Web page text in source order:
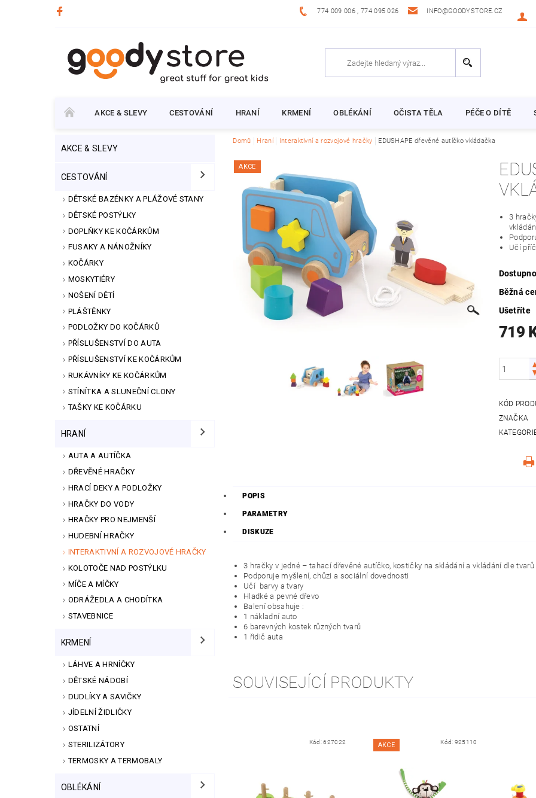
774 009 006 , 774 095 026 INFO@GOODYSTORE.CZ
AKCE & SLEVY CESTOVÁNÍ HRANÍ KRMENÍ OBLÉKÁNÍ OČISTA TĚLA PÉČE O DÍTĚ
AKCE & SLEVY
CESTOVÁNÍ
DĚTSKÉ BAZÉNKY A PLÁŽOVÉ STANY
DĚTSKÉ POSTÝLKY
DOPLŇKY KE KOČÁRKŮM
FUSAKY A NÁNOŽNÍKY
KOČÁRKY
MOSKYTIÉRY
NOŠENÍ DĚTÍ
PLÁŠTĚNKY
PODLOŽKY DO KOČÁRKŮ
PŘÍSLUŠENSTVÍ DO AUTA
PŘÍSLUŠENSTVÍ KE KOČÁRKŮM
RUKÁVNÍKY KE KOČÁRKŮM
STÍNÍTKA A SLUNEČNÍ CLONY
TAŠKY KE KOČÁRKU
HRANÍ
AUTA A AUTÍČKA
DŘEVĚNÉ HRAČKY
HRACÍ DEKY A PODLOŽKY
HRAČKY DO VODY
HRAČKY PRO NEJMENŠÍ
HUDEBNÍ HRAČKY
INTERAKTIVNÍ A ROZVOJOVÉ HRAČKY
KOLOTOČE NAD POSTÝLKU
MÍČE A MÍČKY
ODRÁŽEDLA A CHODÍTKA
STAVEBNICE
KRMENÍ
LÁHVE A HRNÍČKY
DĚTSKÉ NÁDOBÍ
DUDLÍKY A SAVIČKY
JÍDELNÍ ŽIDLIČKY
OSTATNÍ
STERILIZÁTORY
TERMOSKY A TERMOBALY
OBLÉKÁNÍ
Domů Hraní Interaktivní a rozvojové hračky EDUSHAPE dřevěné autíčko vkládačka
AKCE
3
Učí
Běžná
Ušetříte
719
KÓD
ZNAČKA
POPIS
PARAMETRY
DISKUZE
3 hračky v jedné – tahací dřevěné autíčko, kostičky na skládání a vkládání dle tvarů
Podporuje myšlení, chůzi a sociální dovednosti
Učí barvy a tvary
Hladké a pevné dřevo
Balení obsahuje :
1 nákladní auto
6 barevných kostek různých tvarů
1 řidič auta
SOUVISEJÍCÍ PRODUKTY
Kód:627022 AKCE Kód: 925110